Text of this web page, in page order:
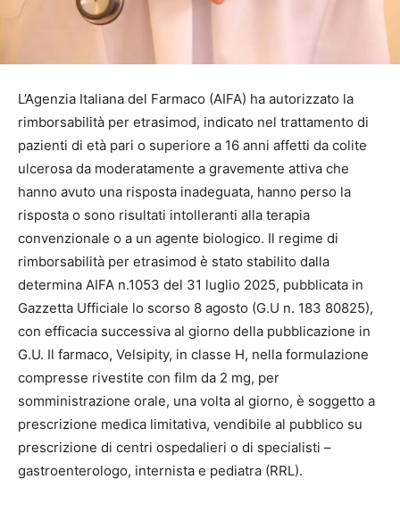
L’Agenzia Italiana del Farmaco (AIFA) ha autorizzato la
rimborsabilità per etrasimod, indicato nel trattamento di
pazienti di età pari o superiore a 16 anni affetti da colite
ulcerosa da moderatamente a gravemente attiva che
hanno avuto una risposta inadeguata, hanno perso la
risposta o sono risultati intolleranti alla terapia
convenzionale o a un agente biologico. Il regime di
rimborsabilità per etrasimod è stato stabilito dalla
determina AIFA n.1053 del 31 luglio 2025, pubblicata in
Gazzetta Ufficiale lo scorso 8 agosto (G.U n. 183 80825),
con efficacia successiva al giorno della pubblicazione in
G.U. Il farmaco, Velsipity, in classe H, nella formulazione
compresse rivestite con film da 2 mg, per
somministrazione orale, una volta al giorno, è soggetto a
prescrizione medica limitativa, vendibile al pubblico su
prescrizione di centri ospedalieri o di specialisti –
gastroenterologo, internista e pediatra (RRL).